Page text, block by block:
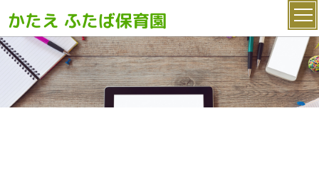
かたえ ふたば保育園